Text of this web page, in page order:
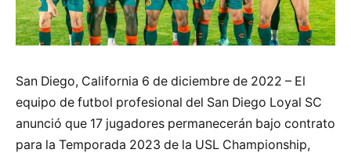
San Diego, California 6 de diciembre de 2022 – El
equipo de futbol profesional del San Diego Loyal SC
anunció que 17 jugadores permanecerán bajo contrato
para la Temporada 2023 de la USL Championship,